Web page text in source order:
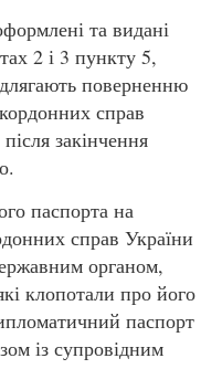
та видані
2 і 3 пункту 5,
поверненню
справ
закінчення
паспорта на
справ України
органом,
клопотали про його
паспорт
із супровідним